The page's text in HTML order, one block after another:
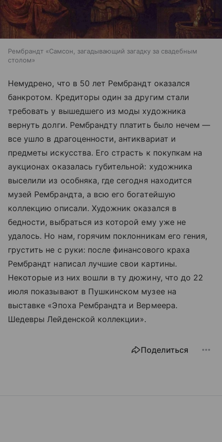
Рембрандт «Самсон, загадывающий загадку за свадебным
столом»
Немудрено, что в 50 лет Рембрандт оказался
банкротом. Кредиторы один за другим стали
требовать у вышедшего из моды художника
вернуть долги. Рембрандту платить было нечем —
все ушло в драгоценности, антиквариат и
предметы искусства. Его страсть к покупкам на
аукционах оказалась губительной: художника
выселили из особняка, где сегодня находится
музей Рембрандта, а всю его богатейшую
коллекцию описали. Художник оказался в
бедности, выбраться из которой ему уже не
удалось. Но нам, горячим поклонникам его гения,
грустить не с руки: после финансового краха
Рембрандт написал лучшие свои картины.
Некоторые из них вошли в ту дюжину, что до 22
июля показывают в Пушкинском музее на
выставке «Эпоха Рембрандта и Вермеера.
Шедевры Лейденской коллекции».
Поделиться